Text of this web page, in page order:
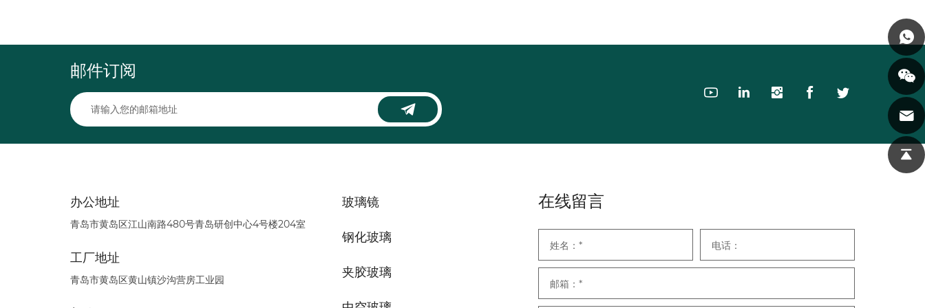
邮件订阅
办公地址
青岛市黄岛区江山南路480号青岛研创中心4号楼204室
工厂地址
青岛市黄岛区黄山镇沙沟营房工业园
玻璃镜
钢化玻璃
夹胶玻璃
在线留言